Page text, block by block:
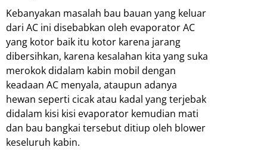
Kebanyakan masalah bau bauan yang keluar
dari AC ini disebabkan oleh evaporator AC
yang kotor baik itu kotor karena jarang
dibersihkan, karena kesalahan kita yang suka
merokok didalam kabin mobil dengan
keadaan AC menyala, ataupun adanya
hewan seperti cicak atau kadal yang terjebak
didalam kisi kisi evaporator kemudian mati
dan bau bangkai tersebut ditiup oleh blower
keseluruh kabin.